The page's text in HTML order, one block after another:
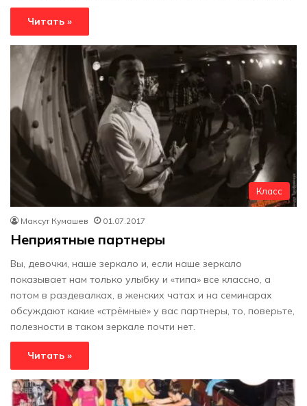
Читать »
Класс
Максут Кумашев 01.07.2017
Неприятные партнеры
Вы, девочки, наше зеркало и, если наше зеркало
показывает нам только улыбку и «типа» все классно, а
потом в раздевалках, в женских чатах и на семинарах
обсуждают какие «стрёмные» у вас партнеры, то, поверьте,
полезности в таком зеркале почти нет.
Читать »